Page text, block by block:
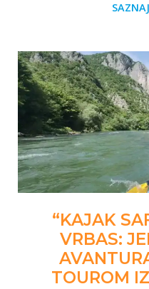
“KAJAK
VRBAS:
TOUROM